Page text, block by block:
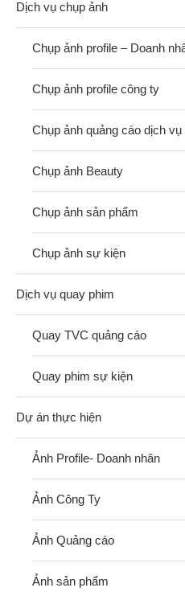
Dịch vụ chụp ảnh
Chụp ảnh profile – Doanh
Chụp ảnh profile công ty
Chụp ảnh quảng cáo dịch vụ
Chụp ảnh Beauty
Chụp ảnh sản phẩm
Chụp ảnh sự kiện
Dịch vụ quay phim
Quay TVC quảng cáo
Quay phim sự kiện
Dự án thực hiện
Ảnh Profile- Doanh nhân
Ảnh Công Ty
Ảnh Quảng cáo
Ảnh sản phẩm